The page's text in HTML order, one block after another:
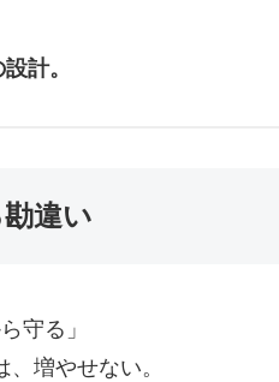
計。
違い
守る」
増やせない。